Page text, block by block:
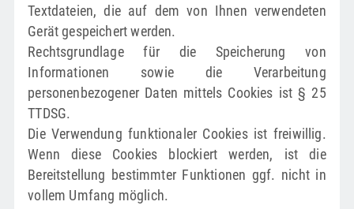
Textdateien, die auf dem von Ihnen verwendeten
Gerät gespeichert werden.
Rechtsgrundlage für die Speicherung von
Informationen sowie die Verarbeitung
personenbezogener Daten mittels Cookies ist § 25
TTDSG.
Die Verwendung funktionaler Cookies ist freiwillig.
Wenn diese Cookies blockiert werden, ist die
Bereitstellung bestimmter Funktionen ggf. nicht in
vollem Umfang möglich.